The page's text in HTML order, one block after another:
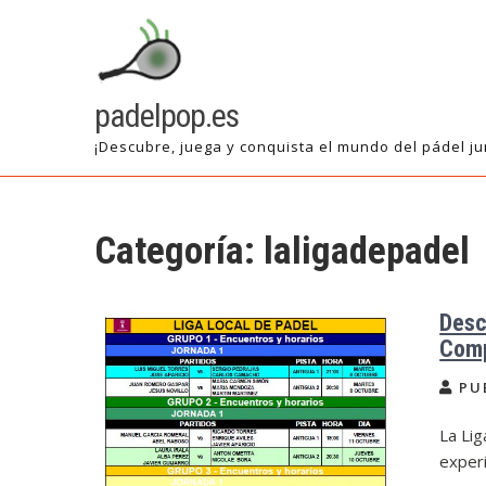
padelpop.es
¡Descubre, juega y conquista el mundo del pádel
Categoría: laligadepadel
La